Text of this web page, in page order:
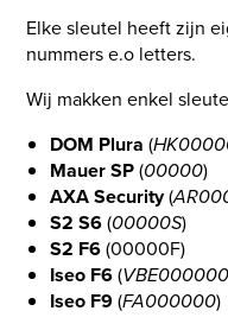
Elke sleutel heeft zijn
nummers e.o letters.
Wij makken enkel
DOM Plura (
Mauer SP(00000)
AXA Security(
S2 S6(00000S)
S2 F6(00000F)
Iseo F6(
Iseo F9(FA000000)